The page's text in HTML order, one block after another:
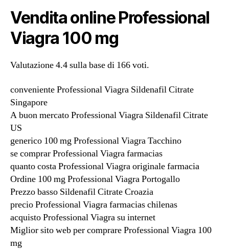
Vendita online Professional
Viagra 100 mg
Valutazione4.4sulla base di 166voti.
conveniente Professional Viagra Sildenafil Citrate
Singapore
A buon mercato Professional Viagra Sildenafil Citrate
US
generico 100 mg Professional Viagra Tacchino
se comprar Professional Viagra farmacias
quanto costa Professional Viagra originale farmacia
Ordine 100 mg Professional Viagra Portogallo
Prezzo basso Sildenafil Citrate Croazia
precio Professional Viagra farmacias chilenas
acquisto Professional Viagra su internet
Miglior sito web per comprare Professional Viagra 100
mg